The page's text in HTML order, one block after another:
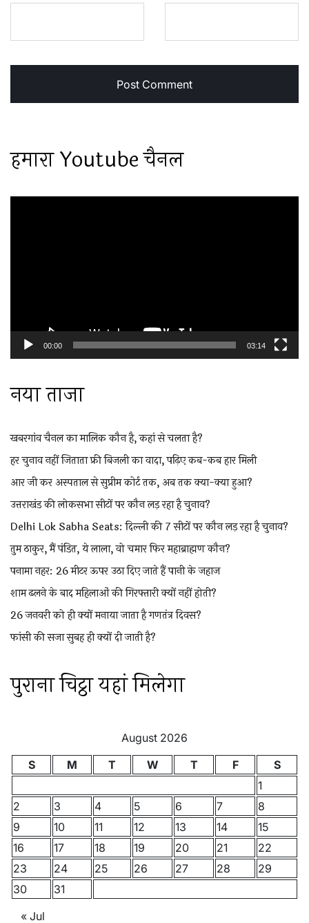
हमारा Youtube चैनल
00:00 03:14
नया ताजा
खबरगांव चैनल का मालिक कौन है, कहां से चलता है?
हर चुनाव नहीं जिताता फ्री बिजली का वादा, पढ़िए कब-कब हार मिली
आर जी कर अस्पताल से सुप्रीम कोर्ट तक, अब तक क्या-क्या हुआ?
उत्तराखंड की लोकसभा सीटों पर कौन लड़ रहा है चुनाव?
Delhi Lok Sabha Seats: दिल्ली की 7 सीटों पर कौन लड़ रहा है चुनाव?
तुम ठाकुर, मैं पंडित, ये लाला, वो चमार फिर महाब्राह्मण कौन?
पनामा नहर: 26 मीटर ऊपर उठा दिए जाते हैं पानी के जहाज
शाम ढलने के बाद महिलाओं की गिरफ्तारी क्यों नहीं होती?
26 जनवरी को ही क्यों मनाया जाता है गणतंत्र दिवस?
फांसी की सजा सुबह ही क्यों दी जाती है?
पुराना चिट्ठा यहां मिलेगा
August 2026
S
M T W T F
S
1
2
3 4 5 6 7
8
9
10 11 12 13 14
15
16
17 18 19 20 21
22
23
24 25 26 27 28
29
30
31
« Jul